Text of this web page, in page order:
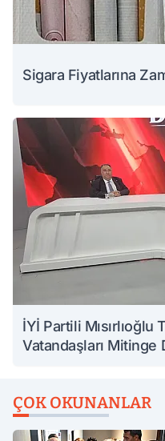
Sigara Fiyatlarına
İYİ Partili Mısırlıoğlu
Vatandaşları Mitinge
ÇOK OKUNANLAR